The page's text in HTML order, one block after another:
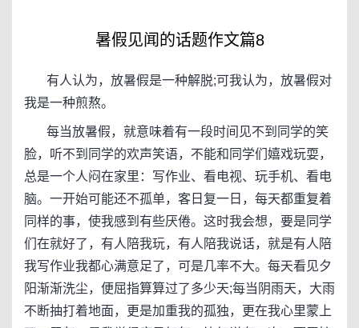
暑假见闻的话题作文篇8
有人认为，放暑假是一种解脱;可我认为，放暑假对
我是一种煎熬。
每当放暑假，就意味着有一段时间见不到同学的笑
脸，听不到同学的欢声笑语，不能和同学们嬉戏玩耍，
总是一个人闷在家里：写作业、看电视、玩手机、看电
脑。一开始可能还不孤单，客日复一日，每天都重复着
同样的事，使我感到有些厌倦。这时我会想，要是同学
们在就好了，有人陪我玩，有人陪我说话，就是有人陪
我写作业我都心满意足了，可是几率不大。每天看见夕
阳渐渐洗尘，便屈指算算过了多少天;每当阴雨天，大雨
不断抽打着地面，更是加重我的孤独，更在我心里蒙上